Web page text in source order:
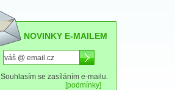
NOVINKY E-MAILEM
Souhlasím se zasíláním e-mailu.
[podmínky]